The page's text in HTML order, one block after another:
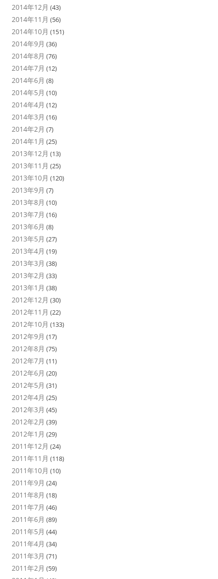
2014年12月 (43)
2014年11月 (56)
2014年10月 (151)
2014年9月 (36)
2014年8月 (76)
2014年7月 (12)
2014年6月 (8)
2014年5月 (10)
2014年4月 (12)
2014年3月 (16)
2014年2月 (7)
2014年1月 (25)
2013年12月 (13)
2013年11月 (25)
2013年10月 (120)
2013年9月 (7)
2013年8月 (10)
2013年7月 (16)
2013年6月 (8)
2013年5月 (27)
2013年4月 (19)
2013年3月 (38)
2013年2月 (33)
2013年1月 (38)
2012年12月 (30)
2012年11月 (22)
2012年10月 (133)
2012年9月 (17)
2012年8月 (75)
2012年7月 (11)
2012年6月 (20)
2012年5月 (31)
2012年4月 (25)
2012年3月 (45)
2012年2月 (39)
2012年1月 (29)
2011年12月 (24)
2011年11月 (118)
2011年10月 (10)
2011年9月 (24)
2011年8月 (18)
2011年7月 (46)
2011年6月 (89)
2011年5月 (44)
2011年4月 (34)
2011年3月 (71)
2011年2月 (59)